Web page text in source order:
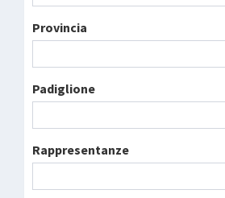
Provincia
Padiglione
Rappresentanze